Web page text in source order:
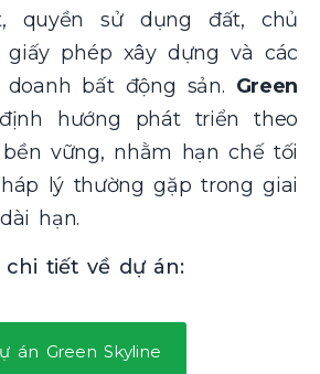
quyền sử dụng đất, chủ
phép xây dựng và các
bất động sản. Green
hướng phát triển theo
vững, nhằm hạn chế tối
lý thường gặp trong giai
hạn.
chi tiết về dự án:
án Green Skyline